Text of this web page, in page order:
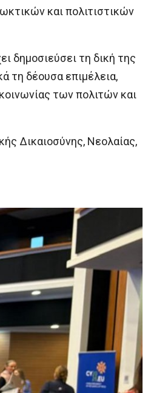
και πολιτιστικών
δημοσιεύσει τη δική της
τη δέουσα επιμέλεια,
των πολιτών και
Δικαιοσύνης, Νεολαίας,